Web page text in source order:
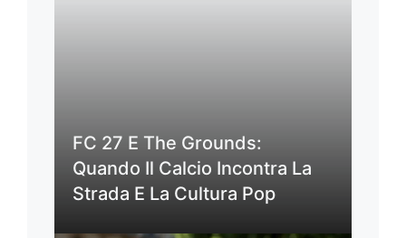
FC 27 E The Grounds:
Quando Il Calcio Incontra La
Strada E La Cultura Pop